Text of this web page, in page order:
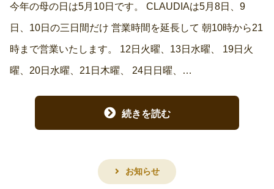
今年の母の日は5月10日です。 CLAUDIAは5月8日、9
日、10日の三日間だけ 営業時間を延長して 朝10時から21
時まで営業いたします。 12日火曜、13日水曜、 19日火
曜、20日水曜、21日木曜、 24日日曜、…
続きを読む
お知らせ